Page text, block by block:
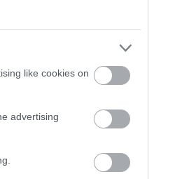
like cookies on
advertising
στην πόλη και εργάζεσαι σε
το ελάχιστο μια ώρα την
σε ανώτερα επίπεδα
για να μην βρίσεις τον
ώρα αυτή; Υπάρχει.